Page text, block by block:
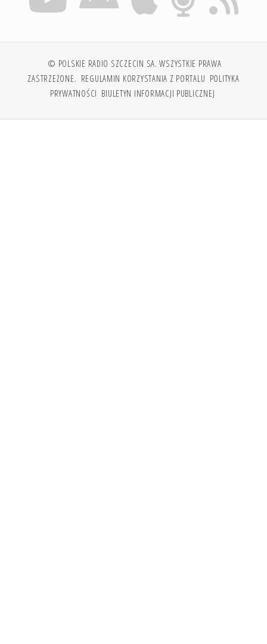
© POLSKIE RADIO SZCZECIN SA. WSZYSTKIE PRAWA
ZASTRZEŻONE. REGULAMIN KORZYSTANIA Z PORTALU POLITYKA
PRYWATNOŚCI BIULETYN INFORMACJI PUBLICZNEJ